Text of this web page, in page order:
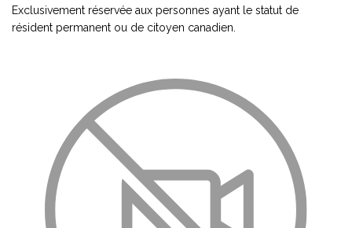
Exclusivement réservée aux personnes ayant le statut de
résident permanent ou de citoyen canadien.